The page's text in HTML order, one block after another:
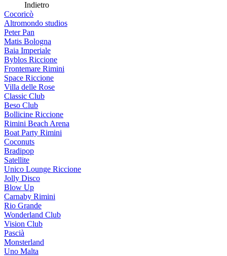
Indietro
Cocoricò
Altromondo studios
Peter Pan
Matis Bologna
Baia Imperiale
Byblos Riccione
Frontemare Rimini
Space Riccione
Villa delle Rose
Classic Club
Beso Club
Bollicine Riccione
Rimini Beach Arena
Boat Party Rimini
Coconuts
Bradipop
Satellite
Unico Lounge Riccione
Jolly Disco
Blow Up
Carnaby Rimini
Rio Grande
Wonderland Club
Vision Club
Pascià
Monsterland
Uno Malta